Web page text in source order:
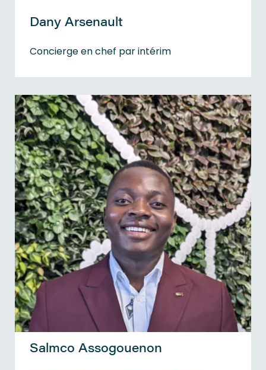
Dany Arsenault
Concierge en chef par intérim
Salmco Assogouenon